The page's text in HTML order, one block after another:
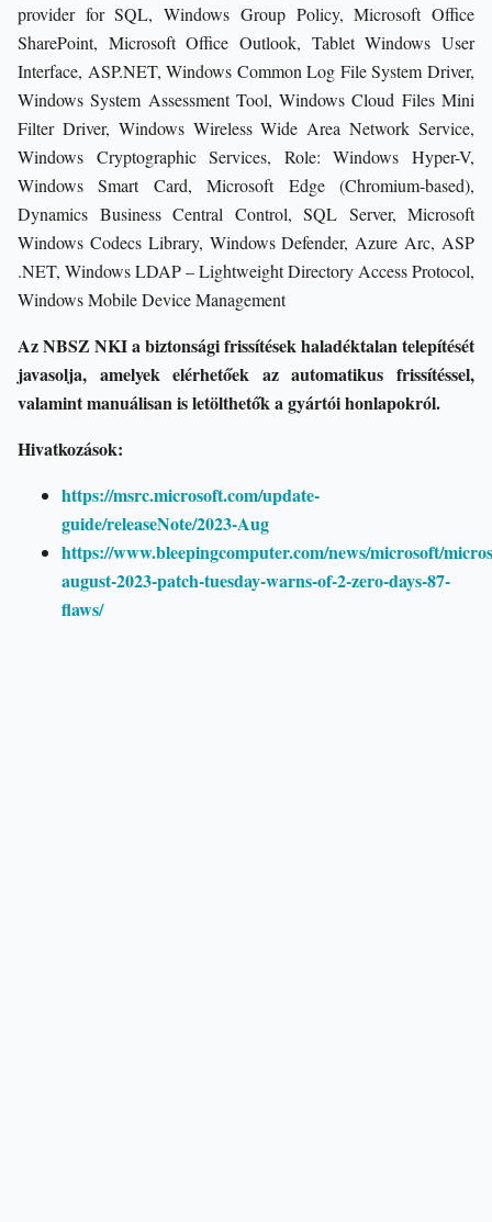
provider for SQL, Windows Group Policy, Microsoft Office
SharePoint, Microsoft Office Outlook, Tablet Windows User
Interface, ASP.NET, Windows Common Log File System Driver,
Windows System Assessment Tool, Windows Cloud Files Mini
Filter Driver, Windows Wireless Wide Area Network Service,
Windows Cryptographic Services, Role: Windows Hyper-V,
Windows Smart Card, Microsoft Edge (Chromium-based),
Dynamics Business Central Control, SQL Server, Microsoft
Windows Codecs Library, Windows Defender, Azure Arc, ASP
.NET, Windows LDAP – Lightweight Directory Access Protocol,
Windows Mobile Device Management
Az NBSZ NKI a biztonsági frissítések haladéktalan telepítését
javasolja, amelyek elérhetőek az automatikus frissítéssel,
valamint manuálisan is letölthetők a gyártói honlapokról.
Hivatkozások:
https://msrc.microsoft.com/update-
guide/releaseNote/2023-Aug
https://www.bleepingcomputer.com/news/microsoft/
august-2023-patch-tuesday-warns-of-2-zero-days-87-
flaws/